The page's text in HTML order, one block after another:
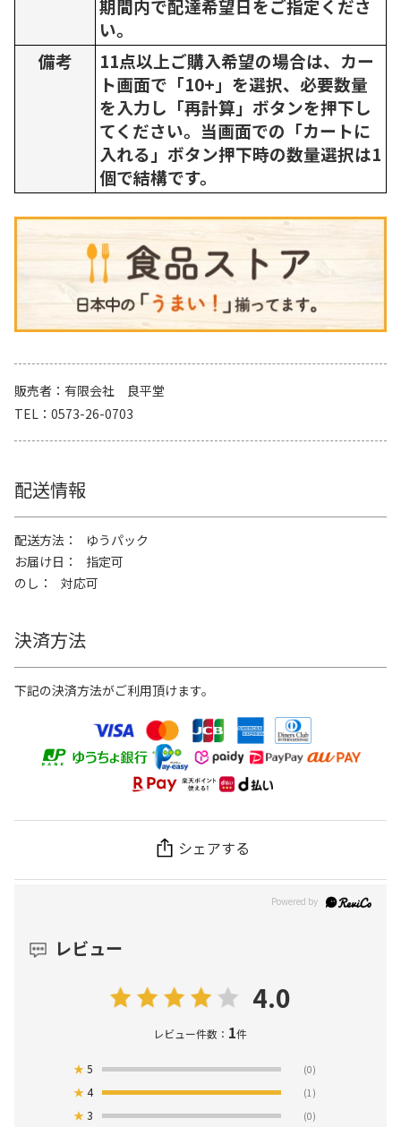
期間内で配達希望日をご指定くださ
い。
備考
11点以上ご購入希望の場合は、カー
ト画面で「10+」を選択、必要数量
を入力し「再計算」ボタンを押下し
てください。当画面での「カートに
入れる」ボタン押下時の数量選択は1
個で結構です。
販売者
有限会社 良平堂
TEL
0573-26-0703
配送情報
配送方法
ゆうパック
お届け日
指定可
のし
対応可
決済方法
下記の決済方法がご利用頂けます。
シェアする
レビュー
4.0
レビュー件数： 1件
★5 (0)
★4 (1)
★3 (0)